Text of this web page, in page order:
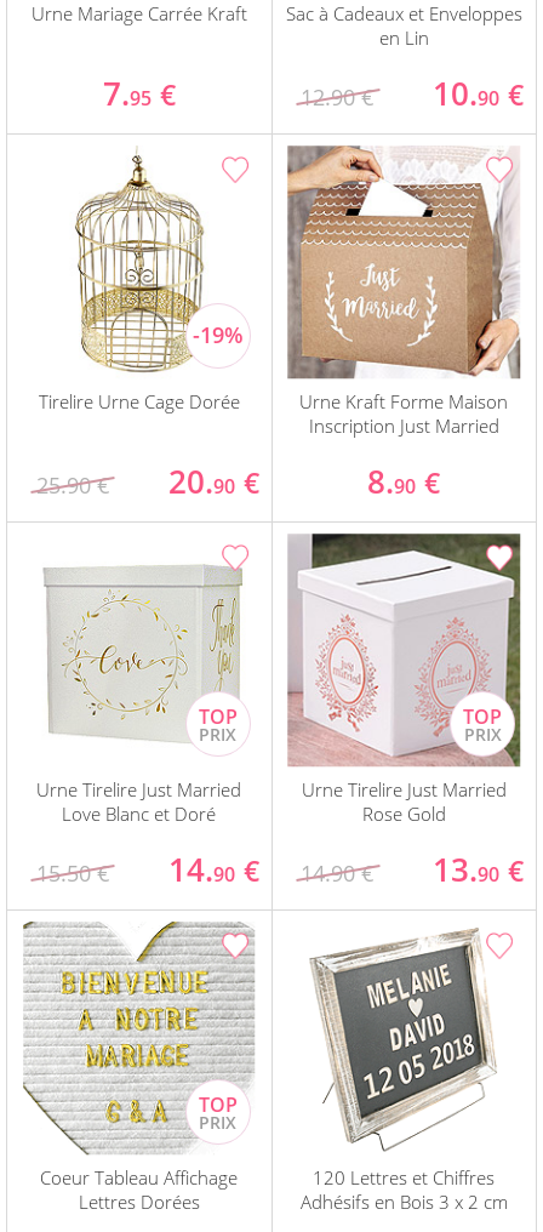
Urne Mariage Carrée Kraft
7.95 €
Sac à Cadeaux et Enveloppes
en Lin
12.90 € 10.90 €
Tirelire Urne Cage Dorée
25.90 € 20.90 €
Urne Kraft Forme Maison
Inscription Just Married
8.90 €
Urne Tirelire Just Married
Love Blanc et Doré
15.50 € 14.90 €
Urne Tirelire Just Married
Rose Gold
14.90 € 13.90 €
Coeur Tableau Affichage
Lettres Dorées
120 Lettres et Chiffres
Adhésifs en Bois 3 x 2 cm